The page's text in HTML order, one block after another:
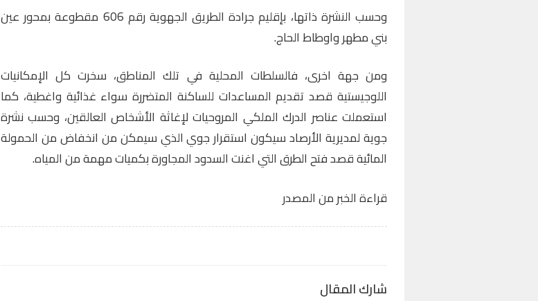
وحسب النشرة ذاتها، بإقليم جرادة الطريق الجهوية رقم 606 مقطوعة بمحور عين
بني مطهر واوطاط الحاج.
ومن جهة اخرى، فالسلطات المحلية في تلك المناطق، سخرت كل الإمكانيات
اللوجيستية قصد تقديم المساعدات للساكنة المتضررة سواء غذائية واغطية، كما
استعملت عناصر الدرك الملكي المروحيات لإغاثة الأشخاص العالقين، وحسب نشرة
جوية لمديرية الأرصاد سيكون استقرار جوي الذي سيمكن من انخفاض من الحمولة
المائية قصد فتح الطرق التي اغنت السدود المجاورة بكميات مهمة من المياه.
قراءة الخبر من المصدر
شارك المقال